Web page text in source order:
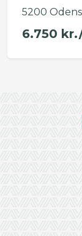
5200
6.750